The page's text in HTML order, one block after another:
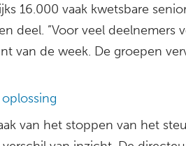
16.000 vaak kwetsbare
deel. ”Voor veel deelnemers
van de week. De groepen
van het stoppen van het